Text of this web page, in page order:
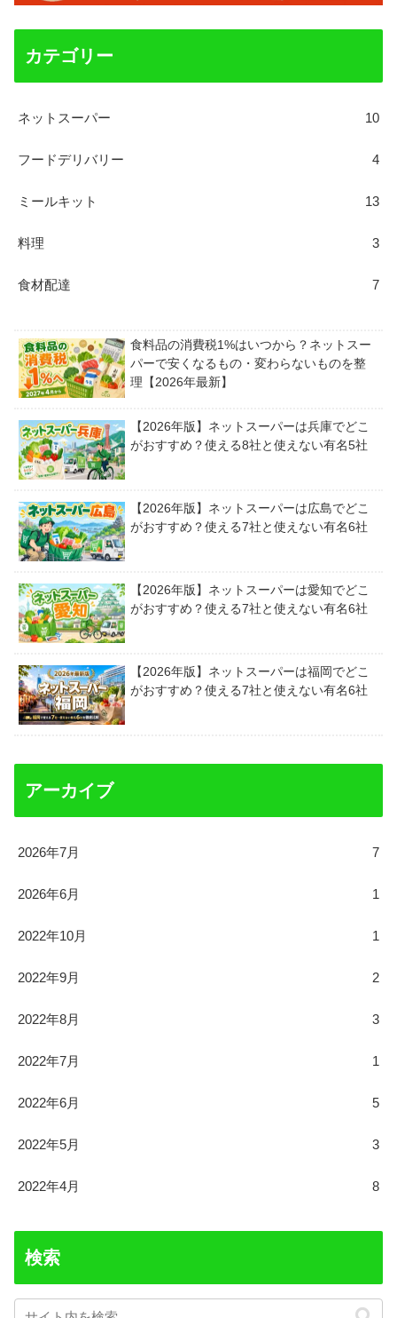
カテゴリー
ネットスーパー 10
フードデリバリー 4
ミールキット 13
料理 3
食材配達 7
食料品の消費税1%はいつから？ネットスー
パーで安くなるもの・変わらないものを整
理【2026年最新】
【2026年版】ネットスーパーは兵庫でどこ
がおすすめ？使える8社と使えない有名5社
【2026年版】ネットスーパーは広島でどこ
がおすすめ？使える7社と使えない有名6社
【2026年版】ネットスーパーは愛知でどこ
がおすすめ？使える7社と使えない有名6社
【2026年版】ネットスーパーは福岡でどこ
がおすすめ？使える7社と使えない有名6社
アーカイブ
2026年7月 7
2026年6月 1
2022年10月 1
2022年9月 2
2022年8月 3
2022年7月 1
2022年6月 5
2022年5月 3
2022年4月 8
検索